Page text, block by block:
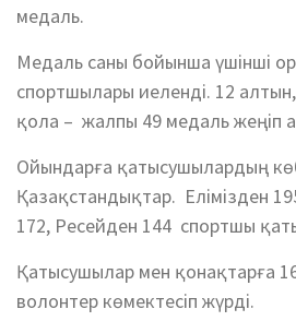
медаль.
Медаль саны бойынша үшінші
спортшылары иеленді. 12
қола – жалпы 49 медаль жеңіп
Ойындарға қатысушылардың
Қазақстандықтар. Елімізден
172, Ресейден 144 спортшы
Қатысушылар мен қонақтарға
волонтер көмектесіп жүрді.